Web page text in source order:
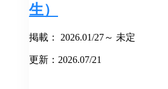
生）
掲載： 2026.01/27～ 未定
更新：2026.07/21